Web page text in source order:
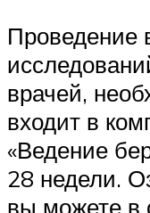
Проведение
врачей,
входит в
«Ведение
28 недели.
вы можете в